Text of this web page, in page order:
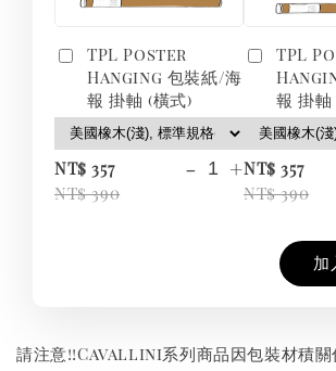
TPL Poster
Hanging 包裝紙/海
報 掛軸 (橫式)
NT$ 357
NT$ 390
- +
TPL
報 掛軸
NT$ 357
NT$ 390
加
請注意!!Cavallini系列商品因包裝材積關